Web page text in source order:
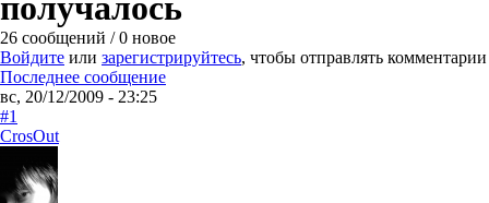
26 сообщений / 0 новое
Войдите или зарегистрируйтесь, чтобы отправлять комментарии
Последнее сообщение
вс, 20/12/2009 - 23:25
#1
CrosOut